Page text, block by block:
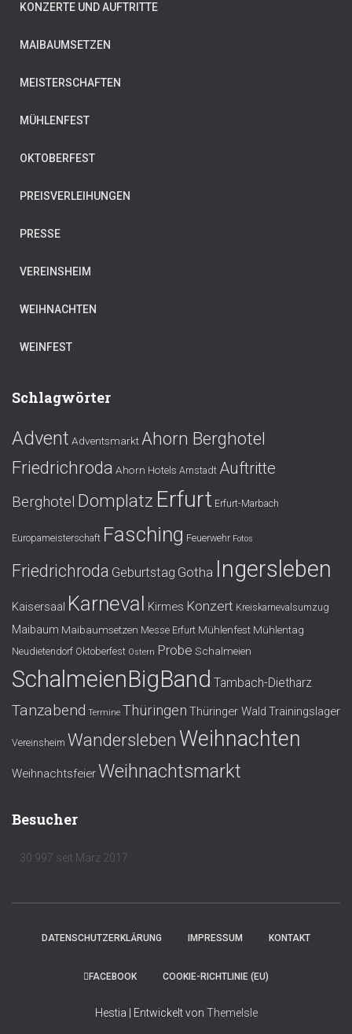
KONZERTE UND AUFTRITTE
MAIBAUMSETZEN
MEISTERSCHAFTEN
MÜHLENFEST
OKTOBERFEST
PREISVERLEIHUNGEN
PRESSE
VEREINSHEIM
WEIHNACHTEN
WEINFEST
Schlagwörter
Advent Adventsmarkt Ahorn Berghotel
Friedrichroda Ahorn Hotels Arnstadt Auftritte
Berghotel Domplatz Erfurt Erfurt-Marbach
Europameisterschaft Fasching Feuerwehr Fotos
Friedrichroda Geburtstag Gotha Ingersleben
Kaisersaal Karneval Kirmes Konzert Kreiskarnevalsumzug
Maibaum Maibaumsetzen Messe Erfurt Mühlenfest Mühlentag
Neudietendorf Oktoberfest Ostern Probe Schalmeien
SchalmeienBigBand Tambach-Dietharz
Tanzabend Termine Thüringen Thüringer Wald Trainingslager
Vereinsheim Wandersleben Weihnachten
WeihnachtsfeierWeihnachtsmarkt
Besucher
30.997 seit März 2017
DATENSCHUTZERKLÄRUNG IMPRESSUM KONTAKT
FACEBOOK COOKIE-RICHTLINIE (EU)
Hestia | Entwickelt von ThemeIsle